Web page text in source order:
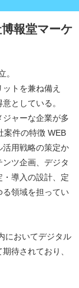
報堂マーケ
。
トを兼ね備え
としている。
ャーな企業が多
案件の特徴 WEB
活用戦略の策定か
ツ企画、デジタ
導入の設計、定
る領域を担ってい
においてデジタル
待されており、